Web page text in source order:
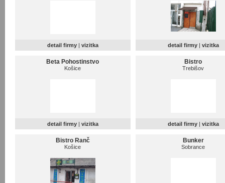
detail firmy | vizitka detail firmy | vizitka
Beta Pohostinstvo
Košice
detail firmy | vizitka
Bistro
Trebišov
detail firmy | vizitka
Bistro Ranč
Košice
Bunker
Sobrance